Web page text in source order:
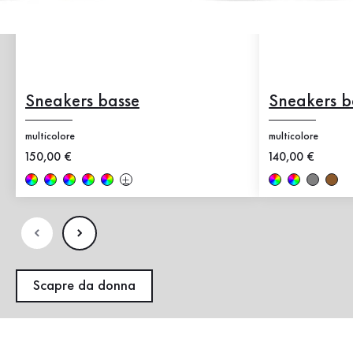
Sneakers basse
multicolore
Nuovo prezzo
150,00 €
Sneakers
multicolore
Nuovo prezzo
140,00 €
Scapre da donna